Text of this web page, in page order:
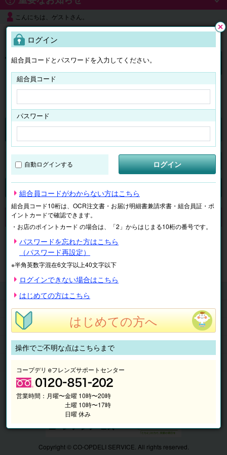
こんにちは、ゲストさん。
よくある質問
ログイン
チケット マイページ
検索
申し訳ございません。 現在、該当商品は、お取扱いしておりません。
マイページ 注文履歴
抽選結果
請求内容
チケット
くらしのサービス
このサイトの使い方
マイページ
Copyright © CO-OPDELI SERVICE. All rights reserved.
ログイン
組合員コードとパスワードを入力してください。
組合員コード
パスワード
自動ログインする ログイン
組合員コードがわからない方はこちら
組合員コード10桁は、OCR注文書・お届け明細書兼請求書・組合員証・ポ
イントカードで確認できます。
・お店のポイントカード の場合は、「2」からはじまる10桁の番号です。
パスワードを忘れた方はこちら
（パスワード再設定）
※半角英数字混在6文字以上40文字以下
ログインできない場合はこちら
はじめての方はこちら
はじめての方へ
操作でご不明な点はこちらまで
コープデリ eフレンズサポートセンター
営業時間： 月曜〜金曜 10時〜20時
土曜 10時〜17時
日曜 休み